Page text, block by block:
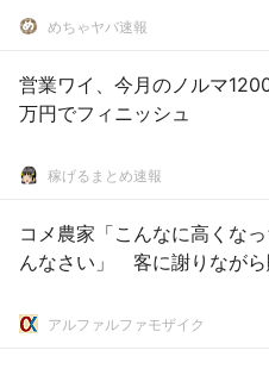
めちゃヤバ速報
営業ワイ、今月のノルマ
万円でフィニッシュ
稼げるまとめ速報
コメ農家「こんなに高くな
んなさい」 客に謝りながら
アルファルファモザイク